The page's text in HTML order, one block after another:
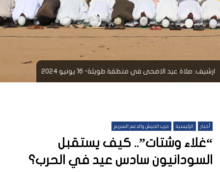
ارشيف: صلاة عيد الاضحى في منطقة طويلة- 16 يونيو 2024
أخبار الرئيسية حرب الجيش والدعم السريع
“غلاء وشتات”.. كيف يستقبل
السودانيون سادس عيد في الحرب؟